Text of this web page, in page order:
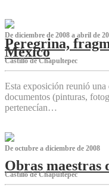
De diciembre de 2008 a abril de
Peregrina,
México
Castillo de Chapultepec
Esta exposición reunió
documentos (pinturas,
pertenecían…
De octubre a diciembre de 2008
Obras maestras
Castillo de Chapultepec